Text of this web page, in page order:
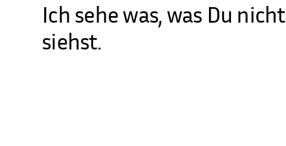
Ich sehe was, was Du nicht
siehst.